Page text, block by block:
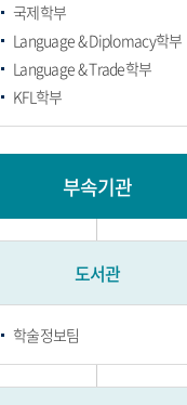
국제학부
Language & Diplomacy학부
Language & Trade학부
KFL학부
부속기관
도서관
학술정보팀